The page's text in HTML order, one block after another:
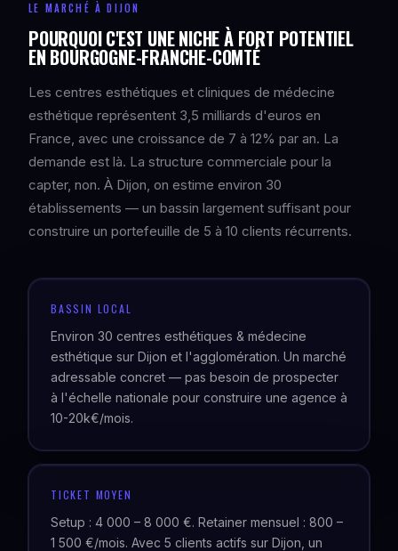
LE MARCHÉ À DIJON
POURQUOI C'EST UNE NICHE À FORT POTENTIEL
EN BOURGOGNE-FRANCHE-COMTÉ
Les centres esthétiques et cliniques de médecine
esthétique représentent 3,5 milliards d'euros en
France, avec une croissance de 7 à 12% par an. La
demande est là. La structure commerciale pour la
capter, non. À Dijon, on estime environ 30
établissements — un bassin largement suffisant pour
construire un portefeuille de 5 à 10 clients récurrents.
BASSIN LOCAL
Environ 30 centres esthétiques & médecine
esthétique sur Dijon et l'agglomération. Un marché
adressable concret — pas besoin de prospecter
à l'échelle nationale pour construire une agence à
10-20k€/mois.
TICKET MOYEN
Setup : 4 000 – 8 000 €. Retainer mensuel : 800 –
1 500 €/mois. Avec 5 clients actifs sur Dijon, un